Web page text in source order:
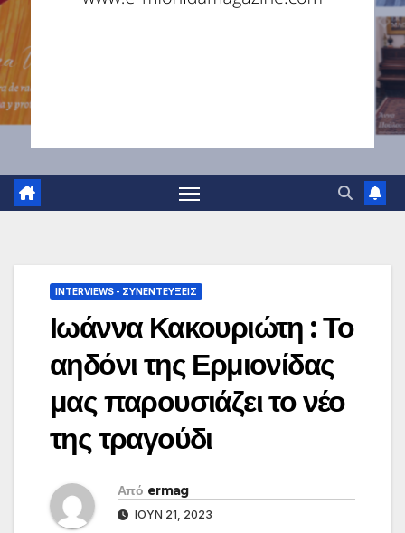
INTERVIEWS - ΣΥΝΕΝΤΕΎΞΕΙΣ
Ιωάννα Κακουριώτη : Το
αηδόνι της Ερμιονίδας
μας παρουσιάζει το νέο
της τραγούδι
Από ermag
ΙΟΎΝ 21, 2023